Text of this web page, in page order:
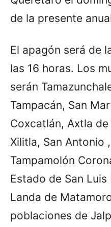
de la presente
El apagón será de
las 16 horas. Los
serán
Tampacán, San
Coxcatlán, Axtla
Xilitla, San Antonio
Tampamolón
Estado de San
Landa de
poblaciones de